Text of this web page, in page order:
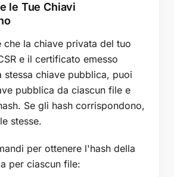
le Tue Chiavi
che la chiave privata del tuo
e il certificato emesso
stessa chiave pubblica, puoi
pubblica da ciascun file e
Se gli hash corrispondono,
stesse.
per ottenere l'hash della
per ciascun file: